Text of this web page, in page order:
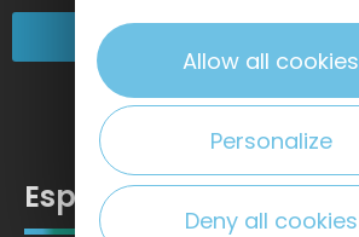
Espace pro
Allow all cookies
Personalize
Deny all cookies